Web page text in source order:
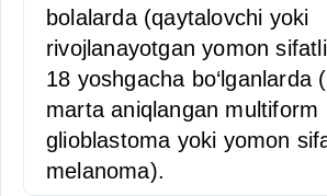
bolalarda (qaytalovchi yoki
rivojlanayotgan yomon
18 yoshgacha bo‘lganlarda
marta aniqlangan multiform
glioblastoma yoki yomon
melanoma).